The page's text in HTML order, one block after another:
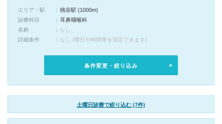
エリア・駅
桃谷駅 (1000m)
診療科目
耳鼻咽喉科
名称
なし
詳細条件
なし (曜日や時間帯を指定できます)
条件変更・絞り込み
土曜日診療で絞り込む (7件)